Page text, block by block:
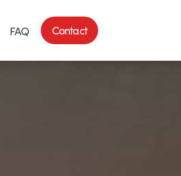
FAQ Contact